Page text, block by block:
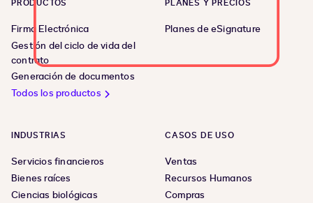
PRODUCTOS
Firma Electrónica
Gestión del ciclo de vida del
contrato
Generación de documentos
Todos los productos
PLANES Y PRECIOS
Planes de eSignature
INDUSTRIAS
Servicios financieros
Bienes raíces
Ciencias biológicas
CASOS DE USO
Ventas
Recursos Humanos
Compras